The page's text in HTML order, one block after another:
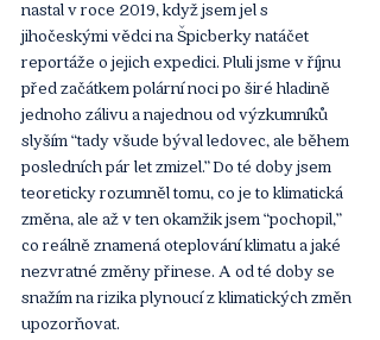
nastal v roce 2019, když jsem jel s
jihočeskými vědci na Špicberky natáčet
reportáže o jejich expedici. Pluli jsme v říjnu
před začátkem polární noci po širé hladině
jednoho zálivu a najednou od výzkumníků
slyším “tady všude býval ledovec, ale během
posledních pár let zmizel.” Do té doby jsem
teoreticky rozumněl tomu, co je to klimatická
změna, ale až v ten okamžik jsem “pochopil,”
co reálně znamená oteplování klimatu a jaké
nezvratné změny přinese. A od té doby se
snažím na rizika plynoucí z klimatických změn
upozorňovat.